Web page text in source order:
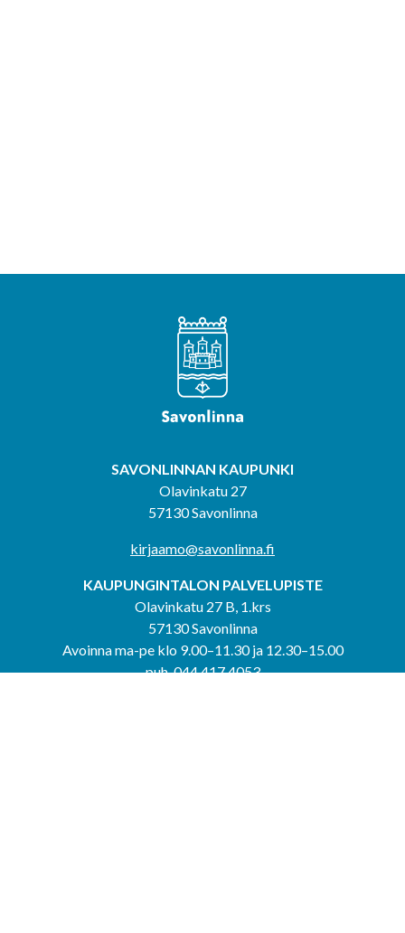
SAVONLINNAN KAUPUNKI
Olavinkatu 27
57130 Savonlinna
kirjaamo@savonlinna.fi
KAUPUNGINTALON PALVELUPISTE
Olavinkatu 27 B, 1.krs
57130 Savonlinna
Avoinna ma-pe klo 9.00–11.30 ja 12.30–15.00
puh. 044 417 4053